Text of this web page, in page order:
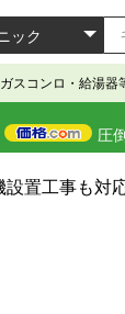
ガスコンロ・給湯器
圧